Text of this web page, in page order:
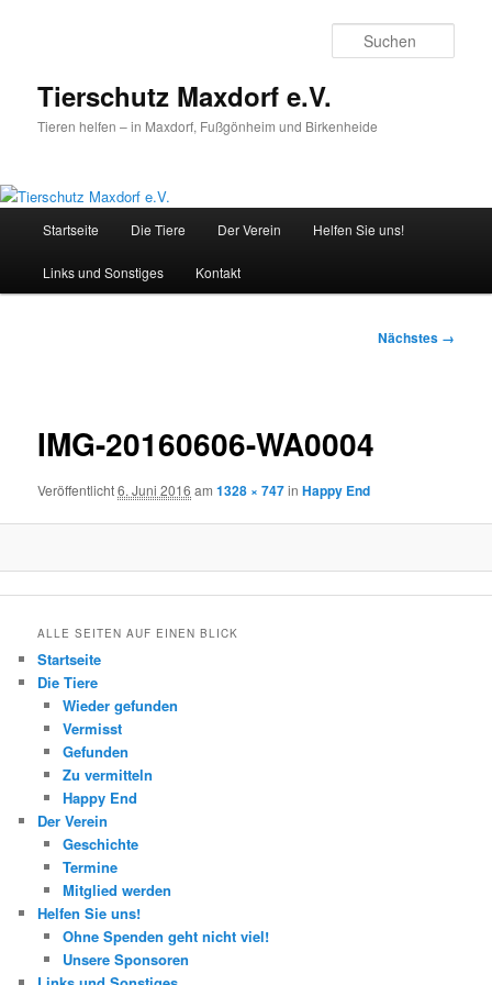
Tierschutz Maxdorf e.V.
Tieren helfen – in Maxdorf, Fußgönheim und Birkenheide
Startseite Die Tiere Der Verein Helfen Sie uns!
Links und Sonstiges Kontakt
Nächstes →
IMG-20160606-WA0004
Veröffentlicht6. Juni 2016 am1328 × 747inHappy End
ALLE SEITEN AUF EINEN BLICK
Startseite
Die Tiere
Wieder gefunden
Vermisst
Gefunden
Zu vermitteln
Happy End
Der Verein
Geschichte
Termine
Mitglied werden
Helfen Sie uns!
Ohne Spenden geht nicht viel!
Unsere Sponsoren